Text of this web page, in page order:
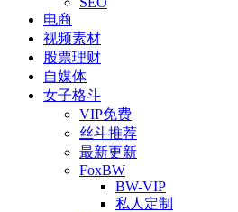
电商
视频素材
股票理财
自媒体
女子格斗
VIP免费
丝斗推荐
最新更新
FoxBW
BW-VIP
私人定制